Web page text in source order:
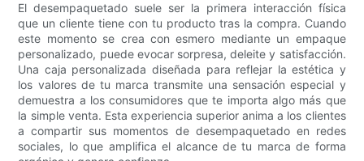
El desempaquetado suele ser la primera interacción física
que un cliente tiene con tu producto tras la compra. Cuando
este momento se crea con esmero mediante un empaque
personalizado, puede evocar sorpresa, deleite y satisfacción.
Una caja personalizada diseñada para reflejar la estética y
los valores de tu marca transmite una sensación especial y
demuestra a los consumidores que te importa algo más que
la simple venta. Esta experiencia superior anima a los clientes
a compartir sus momentos de desempaquetado en redes
sociales, lo que amplifica el alcance de tu marca de forma